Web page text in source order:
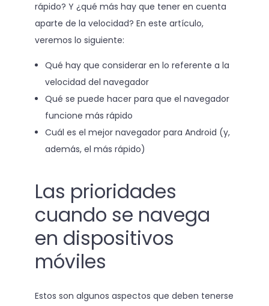
rápido? Y ¿qué más hay que tener en cuenta
aparte de la velocidad? En este artículo,
veremos lo siguiente:
Qué hay que considerar en lo referente a la
velocidad del navegador
Qué se puede hacer para que el navegador
funcione más rápido
Cuál es el mejor navegador para Android (y,
además, el más rápido)
Las prioridades
cuando se navega
en dispositivos
móviles
Estos son algunos aspectos que deben tenerse